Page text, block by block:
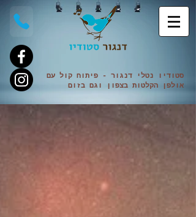
סטודיו נטלי דנגור - פיתוח קול עם
אולפן הקלטות בצפון וגם בזום